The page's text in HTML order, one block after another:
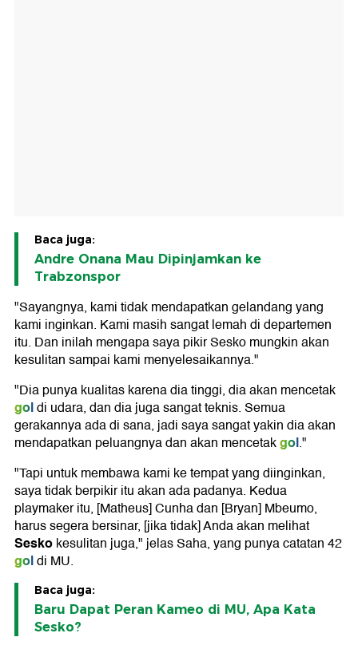
Baca juga:
Andre Onana Mau Dipinjamkan ke
Trabzonspor
"Sayangnya, kami tidak mendapatkan gelandang yang
kami inginkan. Kami masih sangat lemah di departemen
itu. Dan inilah mengapa saya pikir Sesko mungkin akan
kesulitan sampai kami menyelesaikannya."
"Dia punya kualitas karena dia tinggi, dia akan mencetak
goldi udara, dan dia juga sangat teknis. Semua
gerakannya ada di sana, jadi saya sangat yakin dia akan
mendapatkan peluangnya dan akan mencetakgol."
"Tapi untuk membawa kami ke tempat yang diinginkan,
saya tidak berpikir itu akan ada padanya. Kedua
playmaker itu, [Matheus] Cunha dan [Bryan] Mbeumo,
harus segera bersinar, [jika tidak] Anda akan melihat
Seskokesulitan juga," jelas Saha, yang punya catatan 42
goldi MU.
Baca juga:
Baru Dapat Peran Kameo di MU, Apa Kata
Sesko?